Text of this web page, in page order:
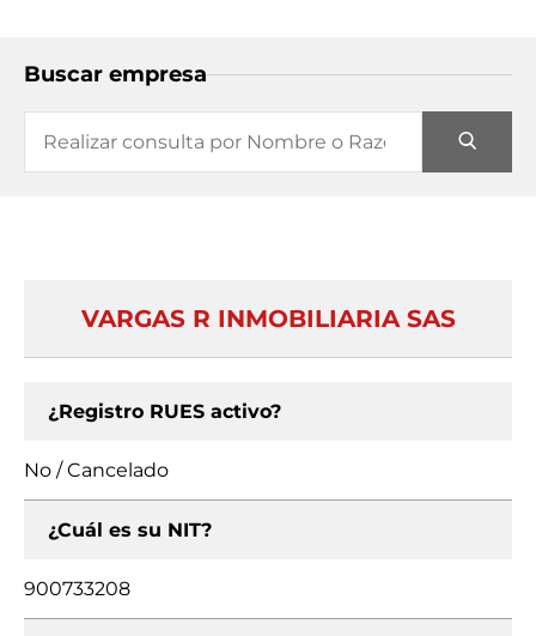
Buscar empresa
VARGAS R INMOBILIARIA SAS
¿Registro RUES activo?
No / Cancelado
¿Cuál es su NIT?
900733208